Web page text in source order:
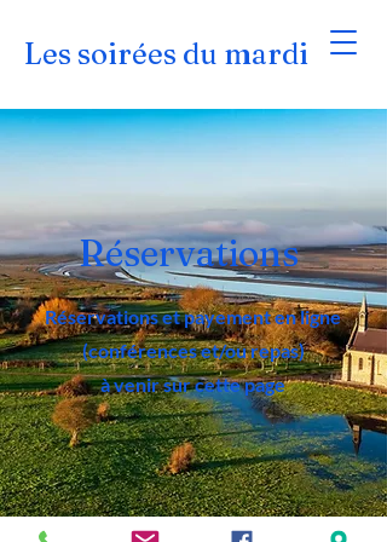
Les soirées du mardi
Réservations
Réservations et payement en ligne
(conférences et/ou repas)
à venir sur cette page